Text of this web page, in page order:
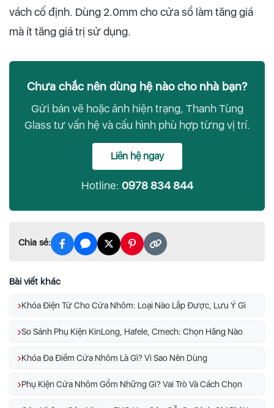
vách cố định. Dùng 2.0mm cho cửa sổ làm tăng giá
mà ít tăng giá trị sử dụng.
Chưa chắc nên dùng hệ nào cho nhà bạn?
Gửi bản vẽ hoặc ảnh hiện trạng, Thanh Tùng
Glass tư vấn hệ và cấu hình phù hợp từng vị trí.
Liên hệ ngay
Hotline: 0978 834 844
Chia sẻ:
Bài viết khác
Khóa Điện Tử Cho Cửa Nhôm: Loại Nào Lắp Được, Lưu Ý Gì
So Sánh Phụ Kiện KinLong, Hafele, Cmech: Chọn Hãng Nào
Khóa Đa Điểm Cửa Nhôm Là Gì? Vì Sao Nên Dùng
Phụ Kiện Cửa Nhôm Gồm Những Gì? Vai Trò Và Cách Chọn